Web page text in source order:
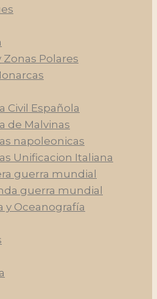
Zonas Polares
Civil Española
de Malvinas
napoleonicas
Unificacion Italiana
guerra mundial
guerra mundial
y Oceanografía